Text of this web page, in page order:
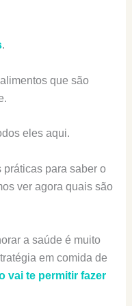
.
que são
eles aqui.
práticas para saber o
ver agora quais são
a saúde é muito
em comida de
vai te permitir fazer